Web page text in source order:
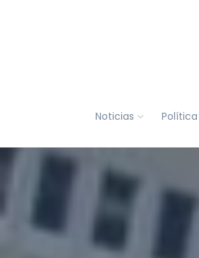
Noticias Política